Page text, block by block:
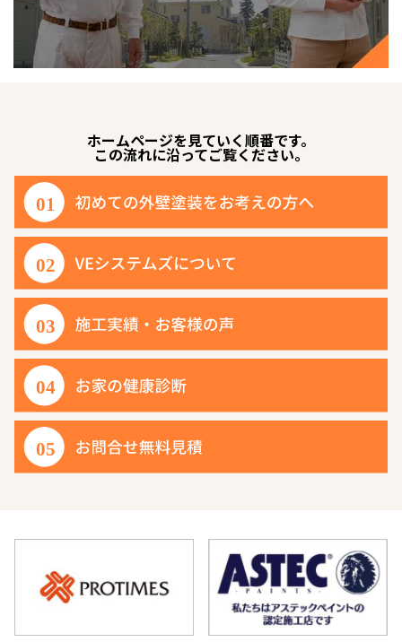
ホームページを見ていく順番です。
この流れに沿ってご覧ください。